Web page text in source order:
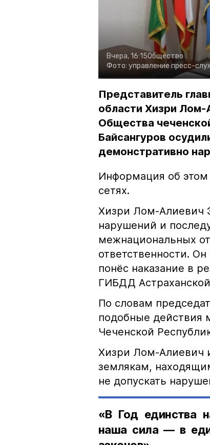
Вчера, 16:15Общество
Фото: управление пресс-
Представитель
области Хизри Лом-
Общества
Байсангуров
демонстративно
Информация об
сетях.
Хизри Лом-Алиевич
нарушений и
межнациональных
ответственности.
понёс наказание в
ГИБДД
По словам
подобные действия
Чеченской
Хизри Лом-Алиевич
землякам,
не допускать
«В Год единства
наша сила — в